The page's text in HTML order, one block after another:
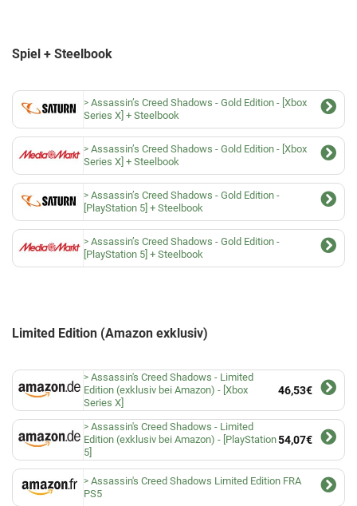
Spiel + Steelbook
Assassin’s Creed Shadows - Gold Edition - [Xbox
Series X] + Steelbook
Assassin’s Creed Shadows - Gold Edition - [Xbox
Series X] + Steelbook
Assassin’s Creed Shadows - Gold Edition -
[PlayStation 5] + Steelbook
Assassin’s Creed Shadows - Gold Edition -
[PlayStation 5] + Steelbook
Limited Edition (Amazon exklusiv)
Assassin's Creed Shadows - Limited
Edition (exklusiv bei Amazon) - [Xbox
Series X]
46,53€
Assassin's Creed Shadows - Limited
Edition (exklusiv bei Amazon) - [PlayStation
5]
54,07€
Assassin's Creed Shadows Limited Edition FRA
PS5